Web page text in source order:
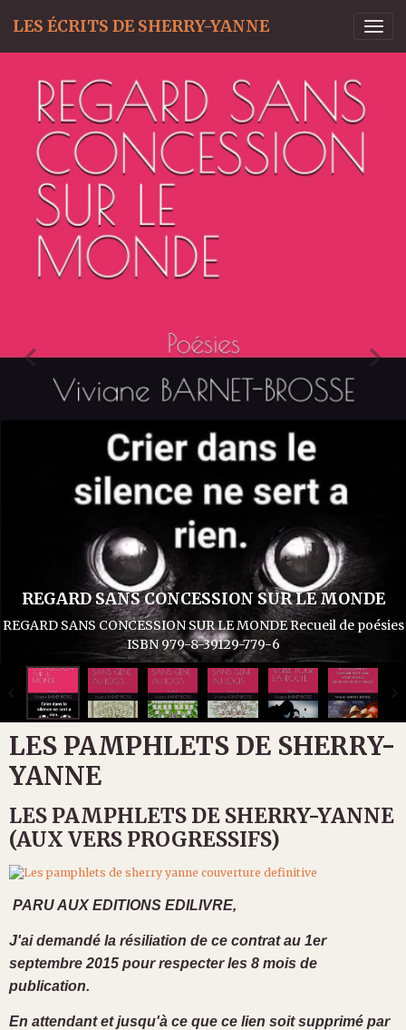
LES ÉCRITS DE SHERRY-YANNE
REGARD SANS CONCESSION SUR LE MONDE
REGARD SANS CONCESSION SUR LE MONDE Recueil de poésies
ISBN 979-8-39129-779-6
LES PAMPHLETS DE SHERRY-
YANNE
LES PAMPHLETS DE SHERRY-YANNE
(AUX VERS PROGRESSIFS)
PARU AUX EDITIONS EDILIVRE,
J'ai demandé la résiliation de ce contrat au 1er
septembre 2015 pour respecter les 8 mois de
publication.
En attendant et jusqu'à ce que ce lien soit supprimé par